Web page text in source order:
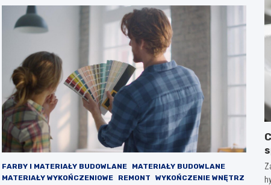
FARBY I MATERIAŁY BUDOWLANE
MATERIAŁY BUDOWLANE
MATERIAŁY WYKOŃCZENIOWE
REMONT WYKOŃCZENIE WNĘTRZ